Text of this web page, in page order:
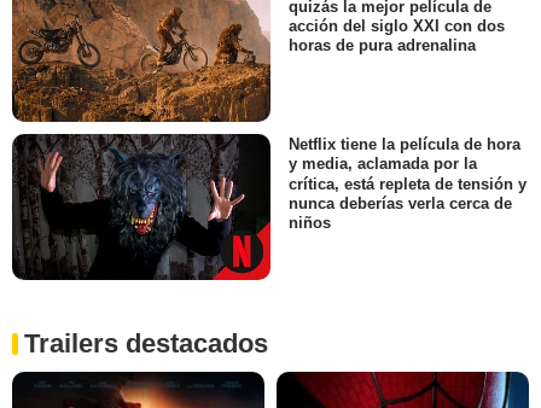
quizás la mejor película de
acción del siglo XXI con dos
horas de pura adrenalina
Netflix tiene la película de hora
y media, aclamada por la
crítica, está repleta de tensión y
nunca deberías verla cerca de
niños
Trailers destacados